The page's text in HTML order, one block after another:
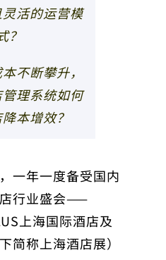
活的运营模
？
不断攀升，
理系统如何
本增效？
一年一度备受国内
行业盛会——
上海国际酒店及
简称上海酒店展）